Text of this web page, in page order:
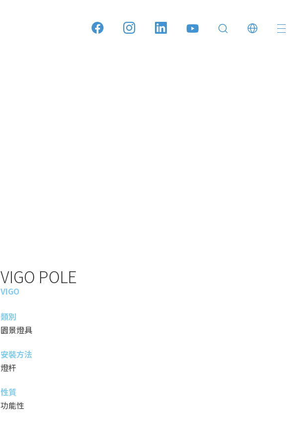
VIGO POLE
VIGO
類別
園景燈具
安裝方法
燈杆
性質
功能性